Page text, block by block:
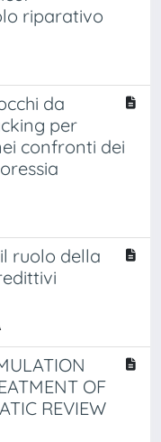
riparativo
da
per
confronti dei
ruolo della
OF
REVIEW